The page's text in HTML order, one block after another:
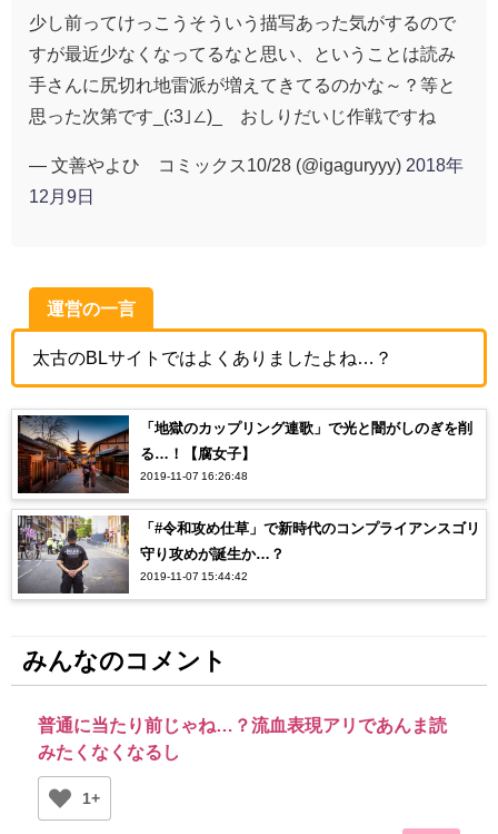
少し前ってけっこうそういう描写あった気がするので
すが最近少なくなってるなと思い、ということは読み
手さんに尻切れ地雷派が増えてきてるのかな～？等と
思った次第です_(:3｣∠)_ おしりだいじ作戦ですね
— 文善やよひ コミックス10/28 (@igaguryyy) 2018年
12月9日
運営の一言
太古のBLサイトではよくありましたよね…？
「地獄のカップリング連歌」で光と闇がしのぎを削
る…！【腐女子】
2019-11-07 16:26:48
「#令和攻め仕草」で新時代のコンプライアンスゴリ
守り攻めが誕生か…？
2019-11-07 15:44:42
みんなのコメント
普通に当たり前じゃね…？流血表現アリであんま読
みたくなくなるし
1+